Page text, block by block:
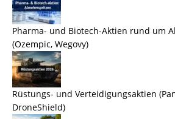
Pharma- und Biotech-Aktien rund um
(Ozempic, Wegovy)
Rüstungs- und Verteidigungsaktien
DroneShield)